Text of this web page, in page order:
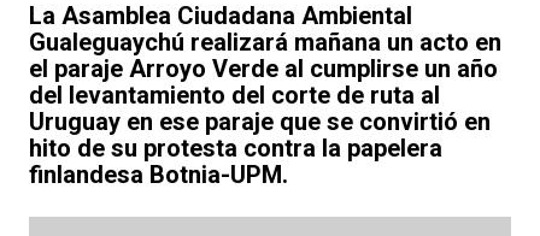
La Asamblea Ciudadana Ambiental
Gualeguaychú realizará mañana un acto en
el paraje Arroyo Verde al cumplirse un año
del levantamiento del corte de ruta al
Uruguay en ese paraje que se convirtió en
hito de su protesta contra la papelera
finlandesa Botnia-UPM.